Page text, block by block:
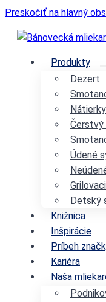
Preskočiť na hlavný
Produkty
Dezert
Nátierky
Údené
Detský
Knižnica
Inšpirácie
Príbeh
Kariéra
Naša